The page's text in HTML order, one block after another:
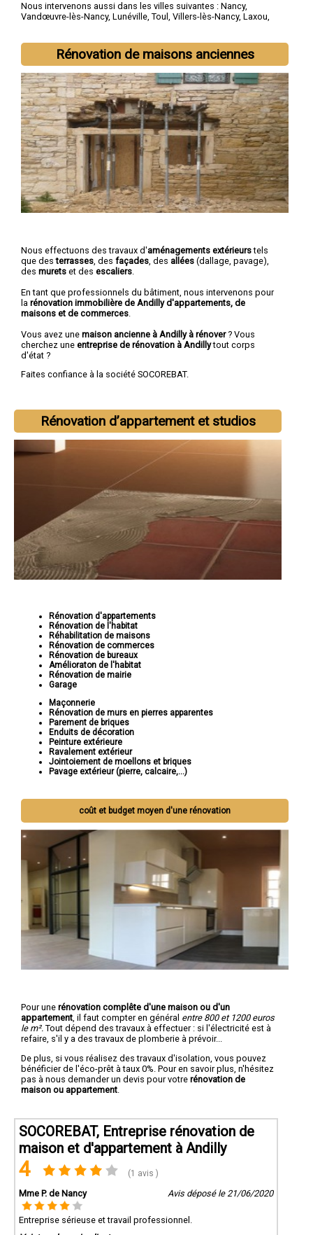
Nous intervenons aussi dans les villes suivantes : Nancy,
Vandœuvre-lès-Nancy, Lunéville, Toul , Villers-lès-Nancy, Laxou,
Rénovation de maisons anciennes
Nous effectuons des travaux d'aménagements extérieurstels
que desterrasses , des façades , des allées (dallage, pavage),
des murets et des escaliers
En tant que professionnels du bâtiment, nous intervenons pour
la rénovation immobilière de Andilly d'appartements, de
maisons et de commerces
Vous avez une maison ancienne à Andilly à rénover? Vous
cherchez une entreprise de rénovation à Andillytout corps
d'état ?
Faites confiance à la société SOCOREBAT.
Rénovation d’appartement et studios
Rénovation d'appartements
Rénovation de l'habitat
Réhabilitation de maisons
Rénovation de commerces
Rénovation de bureaux
Amélioraton de l'habitat
Rénovation de mairie
Garage
Maçonnerie
Rénovation de murs en pierres apparentes
Parement de briques
Enduits de décoration
Peinture extérieure
Ravalement extérieur
Jointoiement de moellons et briques
Pavage extérieur (pierre, calcaire,...)
coût et budget moyen d'une rénovation
Pour une rénovation complête d'une maison ou d'un
appartement , il faut compter en général entre 800 et 1200 euros
le m². Tout dépend des travaux à effectuer : si l'électricité est à
refaire, s'il y a des travaux de plomberie à prévoir...
De plus, si vous réalisez des travaux d'isolation, vous pouvez
bénéficier de l'éco-prêt à taux 0%. Pour en savoir plus, n'hésitez
pas à nous demander un devis pour votre rénovation de
maison ou appartement
SOCOREBAT, Entreprise rénovation de
maison et d'appartement à Andilly
4 (1 avis )
Mme P. de Nancy Avis déposé le 21/06/2020
Entreprise sérieuse et travail professionnel.